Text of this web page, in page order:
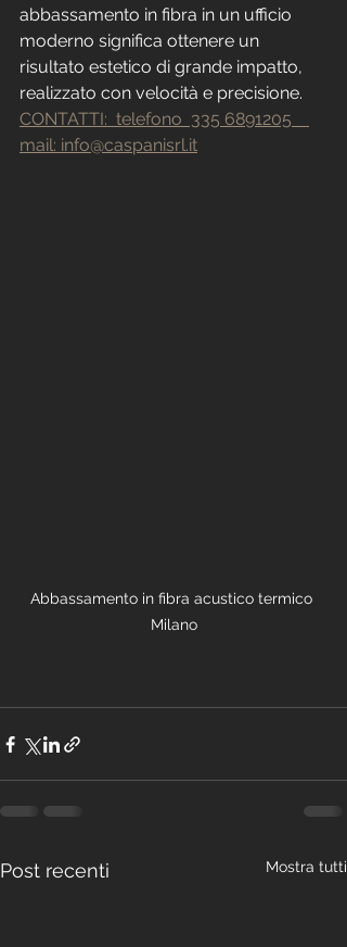
abbassamento in fibra in un ufficio
moderno significa ottenere un
risultato estetico di grande impatto,
realizzato con velocità e precisione.
CONTATTI:  telefono  335 6891205
mail: info@caspanisrl.it
Abbassamento in fibra acustico termico
Milano
Post recenti Mostra tutti